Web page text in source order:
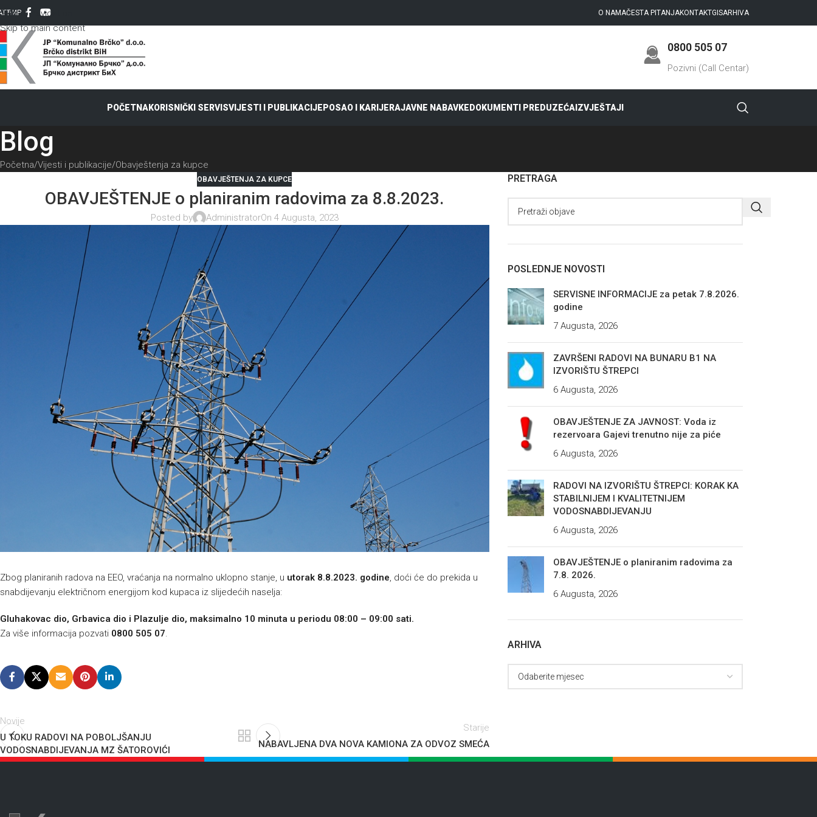
Skip to navigation
Skip to main content
ЋИР O NAMAČESTA PITANJAKONTAKTGISARHIVA
0800 505 07
Pozivni (Call Centar)
POČETNAKORISNIČKI SERVISVIJESTI I PUBLIKACIJEPOSAO I KARIJERAJAVNE NABAVKEDOKUMENTI PREDUZEĆAIZVJEŠTAJI
Blog
Početna Vijesti i publikacije Obavještenja za kupce
OBAVJEŠTENJA ZA KUPCE
OBAVJEŠTENJE o planiranim radovima za 8.8.2023.
Posted by AdministratorOn 4 Augusta, 2023
Zbog planiranih radova na EEO, vraćanja na normalno uklopno stanje, u utorak 8.8.2023. godine, doći će do prekida u
snabdijevanju električnom energijom kod kupaca iz slijedećih naselja:
Gluhakovac dio, Grbavica dio i Plazulje dio, maksimalno 10 minuta u periodu 08:00 – 09:00 sati.
Za više informacija pozvati 0800 505 07.
Novije
U TOKU RADOVI NA POBOLJŠANJU
VODOSNABDIJEVANJA MZ ŠATOROVIĆI
Starije
NABAVLJENA DVA NOVA KAMIONA ZA ODVOZ SMEĆA
PRETRAGA
POSLEDNJE NOVOSTI
SERVISNE INFORMACIJE za petak 7.8.2026.
godine
7 Augusta, 2026
ZAVRŠENI RADOVI NA BUNARU B1 NA
IZVORIŠTU ŠTREPCI
6 Augusta, 2026
OBAVJEŠTENJE ZA JAVNOST: Voda iz
rezervoara Gajevi trenutno nije za piće
6 Augusta, 2026
RADOVI NA IZVORIŠTU ŠTREPCI: KORAK KA
STABILNIJEM I KVALITETNIJEM
VODOSNABDIJEVANJU
6 Augusta, 2026
OBAVJEŠTENJE o planiranim radovima za
7.8. 2026.
6 Augusta, 2026
ARHIVA